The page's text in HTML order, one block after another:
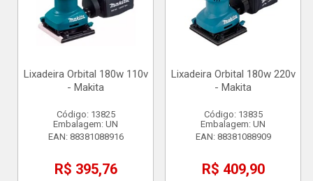
Lixadeira Orbital 180w 110v
- Makita
Código: 13825
Embalagem: UN
EAN: 88381088916
R$ 395,76
Lixadeira Orbital 180w 220v
- Makita
Código: 13835
Embalagem: UN
EAN: 88381088909
R$ 409,90